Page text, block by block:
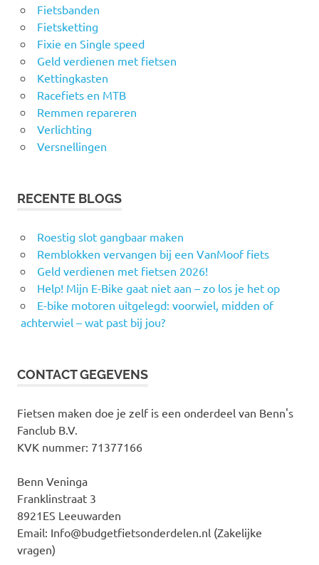
Fietsbanden
Fietsketting
Fixie en Single speed
Geld verdienen met fietsen
Kettingkasten
Racefiets en MTB
Remmen repareren
Verlichting
Versnellingen
RECENTE BLOGS
Roestig slot gangbaar maken
Remblokken vervangen bij een VanMoof fiets
Geld verdienen met fietsen 2026!
Help! Mijn E-Bike gaat niet aan – zo los je het op
E-bike motoren uitgelegd: voorwiel, midden of
achterwiel – wat past bij jou?
CONTACT GEGEVENS
Fietsen maken doe je zelf is een onderdeel van Benn's
Fanclub B.V.
KVK nummer: 71377166
Benn Veninga
Franklinstraat 3
8921ES Leeuwarden
Email: Info@budgetfietsonderdelen.nl (Zakelijke
vragen)